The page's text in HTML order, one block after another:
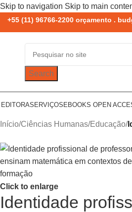
Skip to navigation Skip to main
+55 (11) 96766-2200 orçamento .
Search
SERVIÇOS EBOOKS OPEN
Início/Ciências Humanas/Educação/
Click to enlarge
Identidade